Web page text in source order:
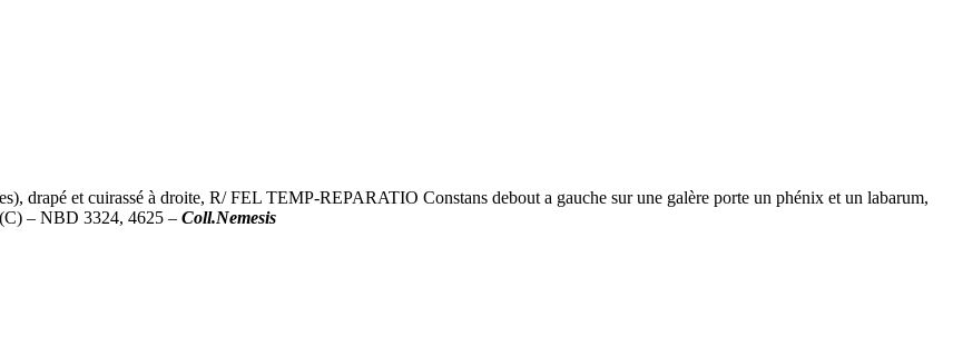
drapé et cuirassé à droite, R/ FEL TEMP-REPARATIO Constans debout a gauche sur une galère porte un phénix et un labarum,
– NBD 3324, 4625 – Coll.Nemesis